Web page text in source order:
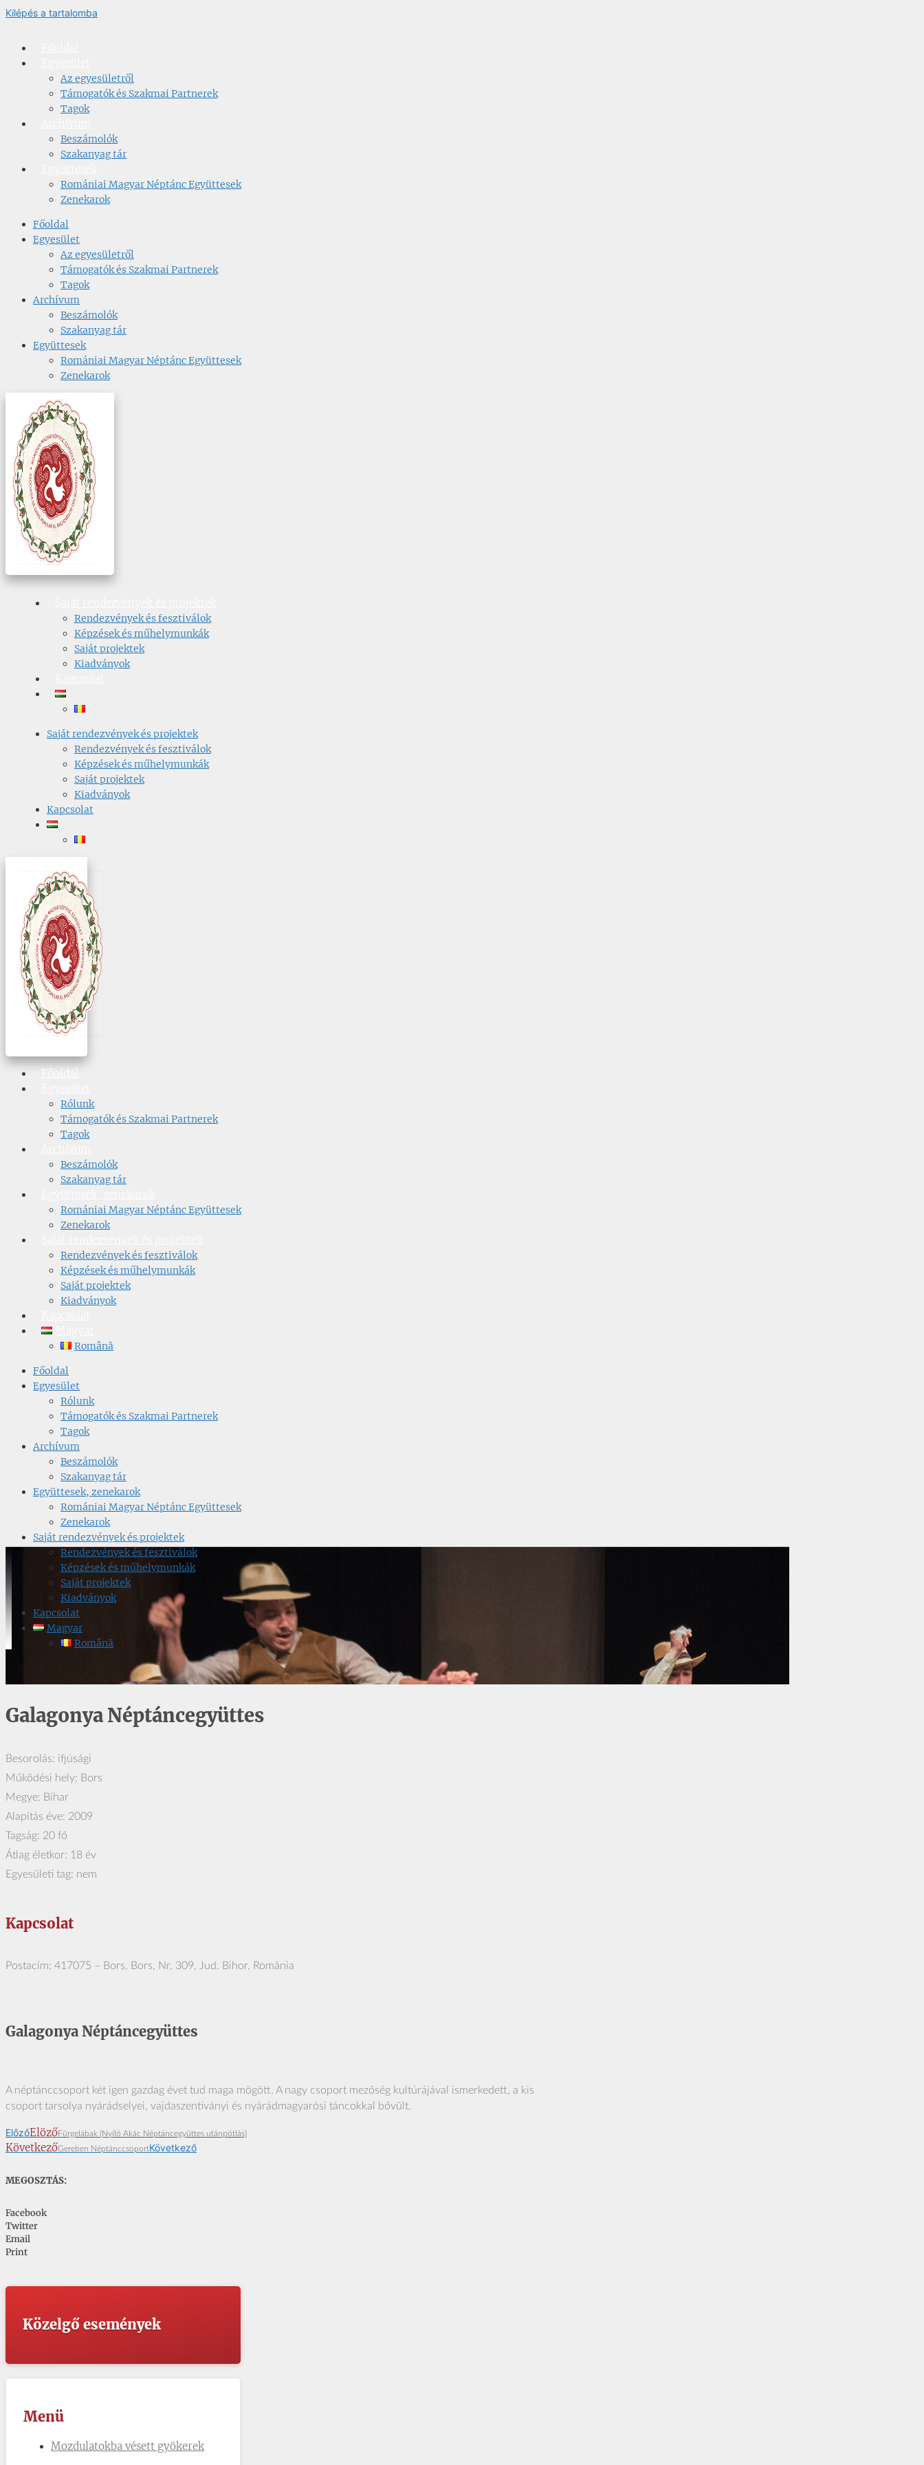
Kilépés a tartalomba
Az egyesületről
Támogatók és Szakmai Partnerek
Tagok
Beszámolók
Szakanyag tár
Romániai Magyar Néptánc Együttesek
Zenekarok
Főoldal
Egyesület
Az egyesületről
Támogatók és Szakmai Partnerek
Tagok
Archívum
Beszámolók
Szakanyag tár
Együttesek
Romániai Magyar Néptánc Együttesek
Zenekarok
Rendezvények és fesztiválok
Képzések és műhelymunkák
Saját projektek
Kiadványok
Saját rendezvények és projektek
Rendezvények és fesztiválok
Képzések és műhelymunkák
Saját projektek
Kiadványok
Kapcsolat
Főoldal
Rólunk
Támogatók és Szakmai Partnerek
Tagok
Beszámolók
Szakanyag tár
Romániai Magyar Néptánc Együttesek
Zenekarok
Rendezvények és fesztiválok
Képzések és műhelymunkák
Saját projektek
Kiadványok
Română
Főoldal
Egyesület
Rólunk
Támogatók és Szakmai Partnerek
Tagok
Archívum
Beszámolók
Szakanyag tár
Együttesek, zenekarok
Romániai Magyar Néptánc Együttesek
Zenekarok
Saját rendezvények és projektek
Rendezvények és fesztiválok
Képzések és műhelymunkák
Saját projektek
Kiadványok
Kapcsolat
Magyar
Română
Galagonya Néptáncegyüttes
Besorolás: ifjúsági
Működési hely: Bors
Megye: Bihar
Alapítás éve: 2009
Tagság: 20 fő
Átlag életkor: 18 év
Egyesületi tag: nem
Kapcsolat
Postacím: 417075 – Bors, Bors, Nr. 309, Jud. Bihor, România
Galagonya Néptáncegyüttes
A néptánccsoport két igen gazdag évet tud maga mögött. A nagy csoport mezőség kultúrájával ismerkedett, a kis
csoport tarsolya nyárádselyei, vajdaszentiványi és nyárádmagyarósi táncokkal bővült.
ElőzőElözőFürgelábak (Nyíló Akác Néptáncegyüttes utánpótlás)
KövetkezőGereben NéptánccsoportKövetkező
MEGOSZTÁS:
Facebook
Twitter
Email
Print
Közelgő események
Menü
Mozdulatokba vésett gyökerek